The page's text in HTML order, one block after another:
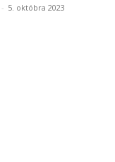
- 5. októbra 2023